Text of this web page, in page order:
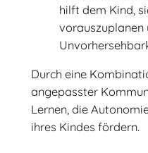
hilft dem Kind,
vorauszuplanen
Durch eine
angepasster
Lernen, die
ihres Kindes fördern.